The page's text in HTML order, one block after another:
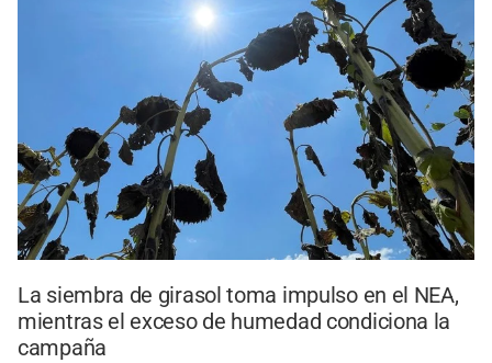
La siembra de girasol toma impulso en el NEA,
mientras el exceso de humedad condiciona la
campaña